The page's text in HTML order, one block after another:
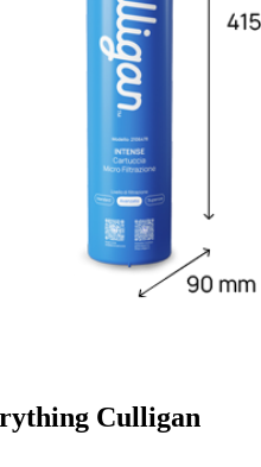
Culligan